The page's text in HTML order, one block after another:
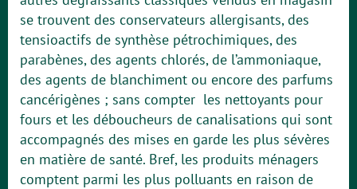
se trouvent des conservateurs allergisants, des
tensioactifs de synthèse pétrochimiques, des
parabènes, des agents chlorés, de l’ammoniaque,
des agents de blanchiment ou encore des parfums
cancérigènes ; sans compter les nettoyants pour
fours et les déboucheurs de canalisations qui sont
accompagnés des mises en garde les plus sévères
en matière de santé. Bref, les produits ménagers
comptent parmi les plus polluants en raison de